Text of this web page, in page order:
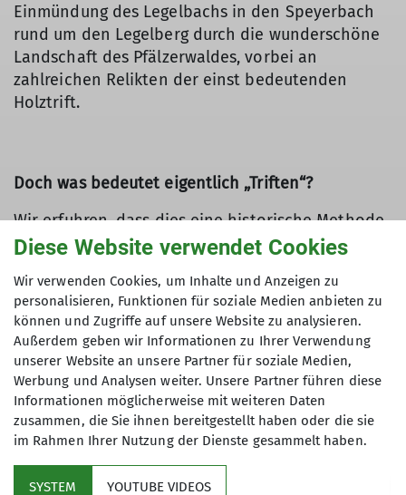
Einmündung des Legelbachs in den Speyerbach
rund um den Legelberg durch die wunderschöne
Landschaft des Pfälzerwaldes, vorbei an
zahlreichen Relikten der einst bedeutenden
Holztrift.
Doch was bedeutet eigentlich „Triften“?
Wir erfuhren, dass dies eine historische Methode
war, Baumstämme über Wasserwege ins Tal zu
errichtet, die große Wassermengen speicherten.
Beim plötzlichen Öffnen der Klause entstand eine
Welle, die das Holz talwärts spülte. Oft verkeilten
sich die Stämme dabei, sodass sogenannte
„Triftknechte“ mit langen Stangen eingreifen
mussten, um den Fluss des Holzes
aufrechtzuerhalten. Diese Technik war bereits im
Mittelalter gebräuchlich, um Holz aus dem
Pfälzerwald in die holzarme Rheinebene zu
Diese Website verwendet Cookies
Wir verwenden Cookies, um Inhalte und Anzeigen zu
personalisieren, Funktionen für soziale Medien anbieten zu
können und Zugriffe auf unsere Website zu analysieren.
Außerdem geben wir Informationen zu Ihrer Verwendung
unserer Website an unsere Partner für soziale Medien,
Werbung und Analysen weiter. Unsere Partner führen diese
Informationen möglicherweise mit weiteren Daten
zusammen, die Sie ihnen bereitgestellt haben oder die sie
im Rahmen Ihrer Nutzung der Dienste gesammelt haben.
SYSTEM YOUTUBE VIDEOS